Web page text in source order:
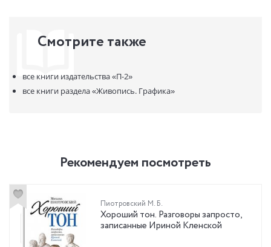
Смотрите также
все книги издательства«П-2»
все книги раздела«Живопись. Графика»
Рекомендуем посмотреть
Пиотровский М. Б.
Хороший тон. Разговоры запросто,
записанные Ириной Кленской